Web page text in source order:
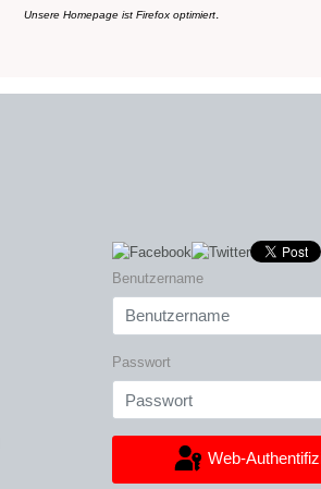
Unsere Homepage ist Firefox optimiert.
Benutzername
Passwort
Web-